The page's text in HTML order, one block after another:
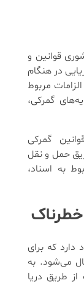
قوانین و
در هنگام
مربوط
گمرکی،
گمرکی
حمل و نقل
به اسناد،
خطرناک
که برای
می‌شود. به
طریق دریا